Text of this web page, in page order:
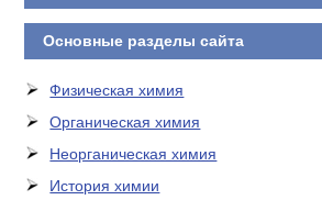
Основные разделы сайта
Физическая химия
Органическая химия
Неорганическая химия
История химии